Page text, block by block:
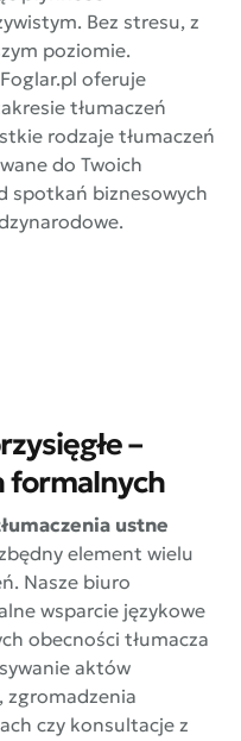
Bez stresu, z
poziomie.
oferuje
tłumaczeń
rodzaje tłumaczeń
do Twoich
spotkań biznesowych
–
formalnych
ustne
element wielu
Nasze biuro
wsparcie językowe
obecności tłumacza
aktów
zgromadzenia
czy konsultacje z